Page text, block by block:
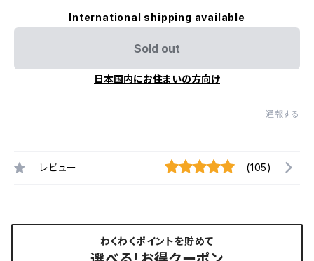
International shipping available
Sold out
日本国内にお住まいの方向け
通報する
レビュー (105)
わくわくポイントを貯めて